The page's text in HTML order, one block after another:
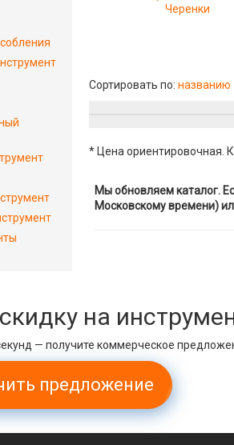
Черенки
Сортировать по:названию
* Цена ориентировочная.
Мы обновляем каталог.
Московскому времени)
на
— получите коммерческое
предложение